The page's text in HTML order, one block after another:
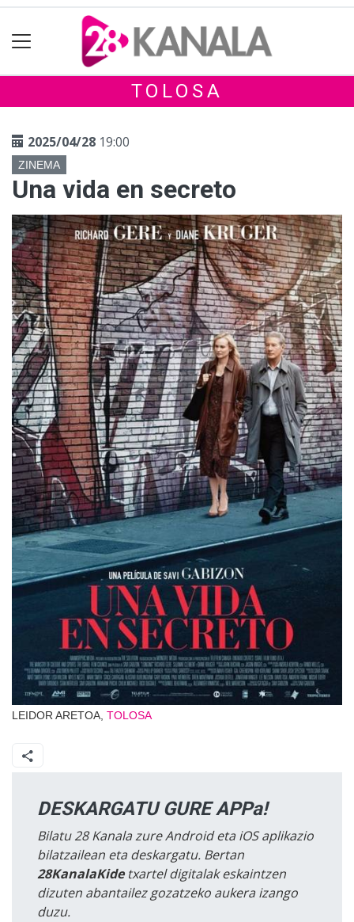
TOLOSA
2025/04/28 19:00
ZINEMA
Una vida en secreto
LEIDOR ARETOA, TOLOSA
DESKARGATU GURE APPa!
Bilatu 28 Kanala zure Android eta iOS aplikazio
bilatzailean eta deskargatu. Bertan
28KanalaKidetxartel digitalak eskaintzen
dizuten abantailez gozatzeko aukera izango
duzu.